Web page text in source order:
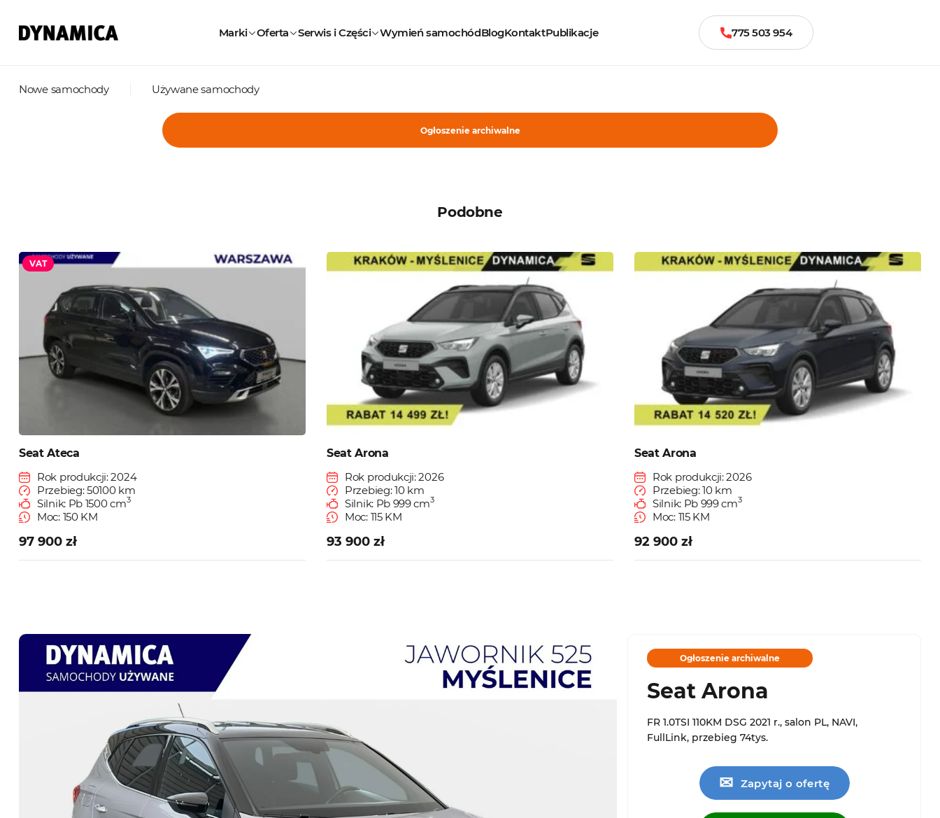
Marki Oferta Serwis i Części Wymień samochódBlogKontaktPublikacje 775 503 954
Nowe samochody Używane samochody
Ogłoszenie archiwalne
Podobne
VAT
Seat Ateca
Rok produkcji: 2024
Przebieg: 50100 km
Silnik: Pb 1500 cm3
Moc: 150 KM
97 900 zł
Seat Arona
Rok produkcji: 2026
Przebieg: 10 km
Silnik: Pb 999 cm3
Moc: 115 KM
93 900 zł
Seat Arona
Rok produkcji: 2026
Przebieg: 10 km
Silnik: Pb 999 cm3
Moc: 115 KM
92 900 zł
Ogłoszenie archiwalne
Seat Arona
FR 1.0TSI 110KM DSG 2021 r., salon PL, NAVI,
FullLink, przebieg 74tys.
✉ Zapytaj o ofertę